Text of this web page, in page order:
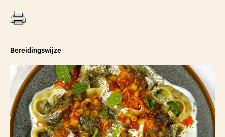
Bereidingswijze